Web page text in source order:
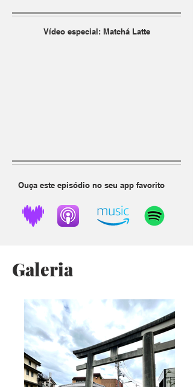
Vídeo especial: Matchá Latte
Ouça este episódio no seu app favorito
Galeria